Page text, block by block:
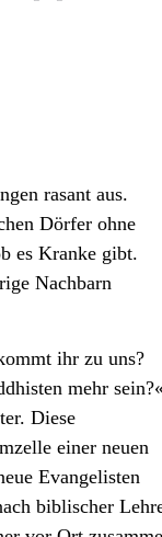
rasant aus.
Dörfer ohne
es Kranke gibt.
Nachbarn
ihr zu uns?
mehr
Diese
einer neuen
Evangelisten
biblischer